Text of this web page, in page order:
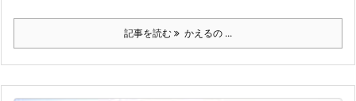
記事を読む かえるの ...